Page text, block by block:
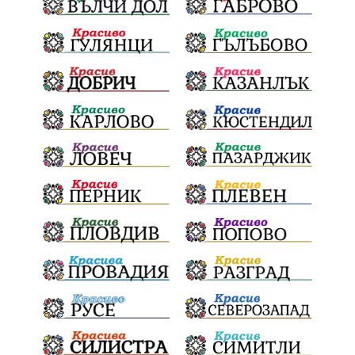
ВеселинОрешков Шофьори
НационаленШампион ОрлинОрлиновЕнчев
ВСС СъдебнаРеформа Шантаж
ПолитическиНатиск ЗаплахаЗаАрест
ПартияВеличие ЕкатеринаДафовска Тракия
ПТП Сливен КварталРечица Данъци
ПътнаИнфраструктура Асфалт
БрашноСтоименов ИстинскиХляб
БългарскоКачество Запис
ПолитическоЗадкулисие Микродрон